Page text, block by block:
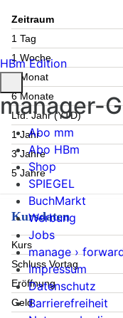
Zeitraum
1 Tag
1 Woche
1 Monat
6 Monate
Lfd. Jahr (YTD)
1 Jahr
3 Jahre
5 Jahre
Kursdaten
Kurs
Schluss Vortag
Eröffnung
Geld
HBm Edition
manager-
Abo mm
Abo HBm
Shop
SPIEGEL
BuchMarkt
Werbung
Jobs
manage ›
Impressum
Datenschutz
Barrierefreiheit